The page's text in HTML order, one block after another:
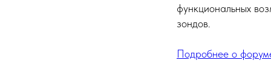
функциональных
зондов.
Подробнее о